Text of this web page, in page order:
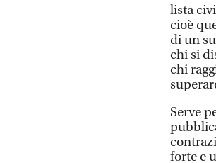
lista
cioè
di un
chi si
chi
Serve
forte e